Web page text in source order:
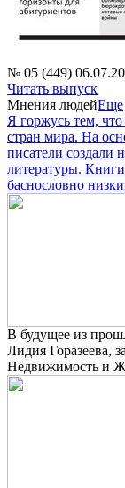
№ 05 (449)
Читать выпуск
Мнения людейЕще
Я горжусь тем,
стран мира. На
писатели создали
литературы.
баснословно
В будущее из
Лидия Горазеева,
Недвижимость и